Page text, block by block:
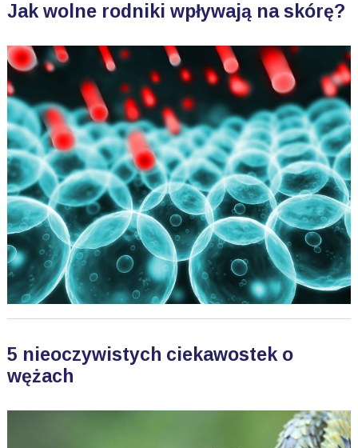
Jak wolne rodniki wpływają na skórę?
5 nieoczywistych ciekawostek o
wężach